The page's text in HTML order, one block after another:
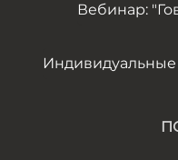
Вебинар:
Индивидуальные